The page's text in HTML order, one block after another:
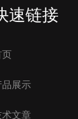
速链接
页
品展示
术文章